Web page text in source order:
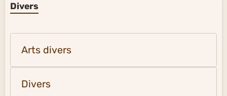
Divers
Arts divers
Divers